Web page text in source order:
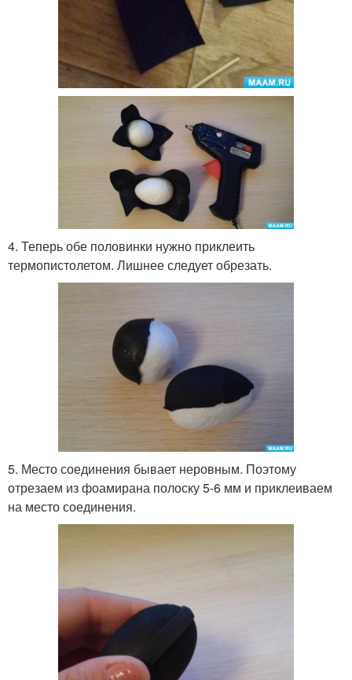
4. Теперь обе половинки нужно приклеить
термопистолетом. Лишнее следует обрезать.
5. Место соединения бывает неровным. Поэтому
отрезаем из фоамирана полоску 5-6 мм и приклеиваем
на место соединения.